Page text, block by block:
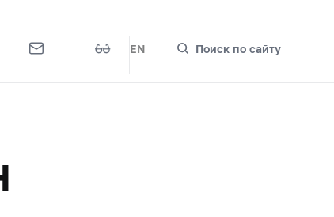
EN Поиск по сайту